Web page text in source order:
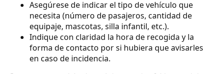
Asegúrese de indicar el tipo de vehículo que
necesita (número de pasajeros, cantidad de
equipaje, mascotas, silla infantil, etc.).
Indique con claridad la hora de recogida y la
forma de contacto por si hubiera que avisarles
en caso de incidencia.